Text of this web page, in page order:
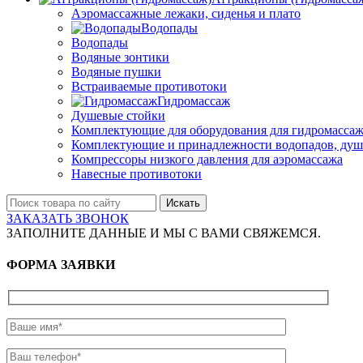
Аэромассажные лежаки, сиденья и плато
Водопады
Водопады
Водяные зонтики
Водяные пушки
Встраиваемые противотоки
Гидромассаж
Душевые стойки
Комплектующие для оборудования для
Комплектующие и принадлежности водопадов,
Компрессоры низкого давления для аэромассажа
Навесные противотоки
Искать
ЗАКАЗАТЬ ЗВОНОК
ЗАПОЛНИТЕ ДАННЫЕ И МЫ С ВАМИ СВЯЖЕМСЯ.
ФОРМА ЗАЯВКИ